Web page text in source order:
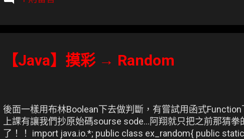
SDK-3.2.1-linux-gtk.tar.gz /opt 將
切到 eclipse 目錄下 # cd /opt/eclipse/
相關連結： ★ 初學Eclipse ★ Eclipse
【Java】摸彩 → Random
後面一樣用布林Boolean下去做判斷，有嘗試用函式
上課有讓我們抄原始碼sourse sode...阿翔就只把之前那猜
了！！ import java.io.*; public class ex_random{ public